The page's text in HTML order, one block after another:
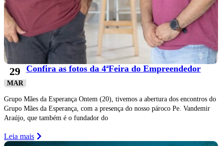
29
MAR
Confira as fotos da 4ªFeira do Empreendedor
Grupo Mães da Esperança Ontem (20), tivemos a abertura dos encontros do
Grupo Mães da Esperança, com a presença do nosso pároco Pe. Vandemir
Araújo, que também é o fundador do
Leia mais